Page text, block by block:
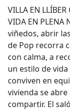
VILLA EN LLÍBER
VIDA EN PLENA
viñedos, abrir
de Pop recorra
con calma, a
un estilo de
conviven en
vivienda se
compartir. El